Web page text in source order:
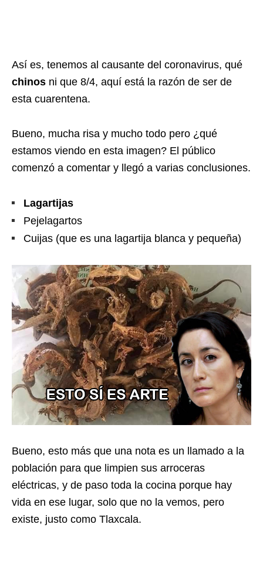
Así es, tenemos al causante del coronavirus, qué
chinos ni que 8/4, aquí está la razón de ser de
esta cuarentena.
Bueno, mucha risa y mucho todo pero ¿qué
estamos viendo en esta imagen? El público
comenzó a comentar y llegó a varias conclusiones.
Lagartijas
Pejelagartos
Cuijas (que es una lagartija blanca y pequeña)
Bueno, esto más que una nota es un llamado a la
población para que limpien sus arroceras
eléctricas, y de paso toda la cocina porque hay
vida en ese lugar, solo que no la vemos, pero
existe, justo como Tlaxcala.